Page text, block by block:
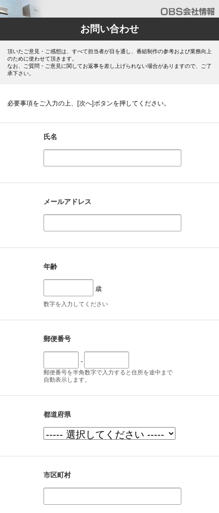
お問い合わせ
頂いたご意見・ご感想は、すべて担当者が目を通し、番組制作の参考および業務向上
のために使わせて頂きます。
なお、ご質問・ご意見に関してお返事を差し上げられない場合がありますので、ご了
承下さい。
必要事項をご入力の上、[次へ]ボタンを押してください。
氏名
メールアドレス
年齢
歳
数字を入力してください
郵便番号
-
郵便番号を半角数字で入力すると住所を途中まで
自動表示します。
都道府県
市区町村